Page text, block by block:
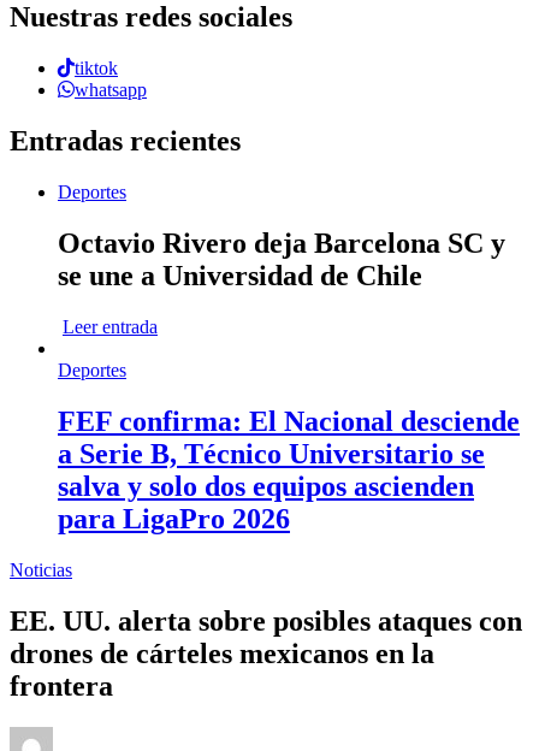
Nuestras redes sociales
tiktok
whatsapp
Entradas recientes
Deportes
Octavio Rivero deja Barcelona SC y
se une a Universidad de Chile
Leer entrada
Deportes
FEF confirma: El Nacional desciende
a Serie B, Técnico Universitario se
salva y solo dos equipos ascienden
para LigaPro 2026
Noticias
EE. UU. alerta sobre posibles ataques con
drones de cárteles mexicanos en la
frontera